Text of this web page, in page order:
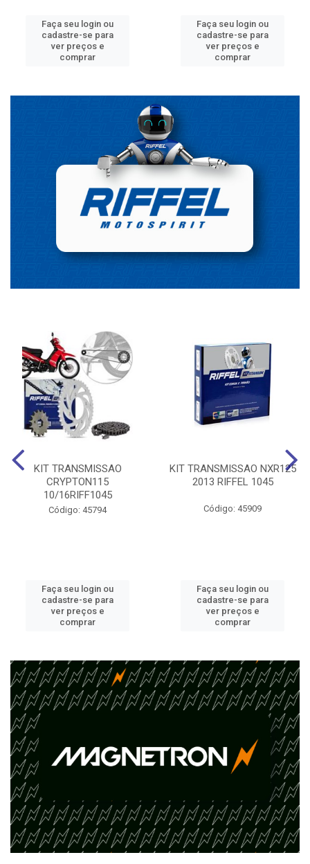
Faça seu login ou
cadastre-se para
ver preços e
comprar
Faça seu login ou
cadastre-se para
ver preços e
comprar
KIT TRANSMISSAO
CRYPTON115
10/16RIFF1045
Código: 45794
Faça seu login ou
cadastre-se para
ver preços e
comprar
KIT TRANSMISSAO NXR125
2013 RIFFEL 1045
Código: 45909
Faça seu login ou
cadastre-se para
ver preços e
comprar